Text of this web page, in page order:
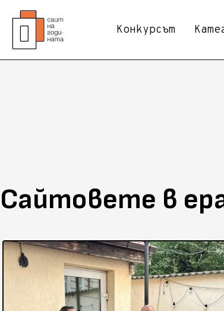
Конкурсът
Сайтовете в